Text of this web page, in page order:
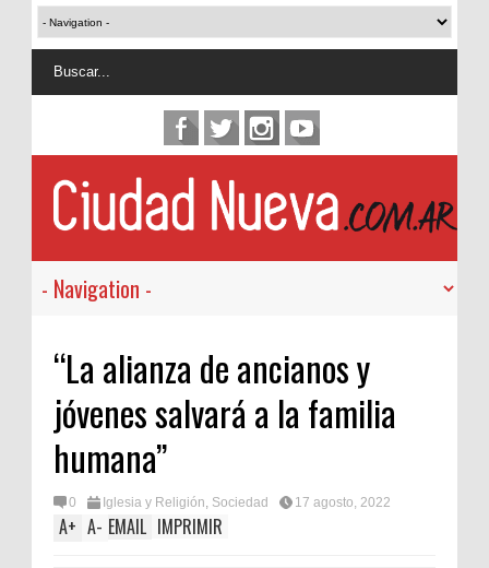
“La alianza de ancianos y
jóvenes salvará a la familia
humana”
0 Iglesia y Religión, Sociedad 17 agosto, 2022
A+ A- EMAIL IMPRIMIR